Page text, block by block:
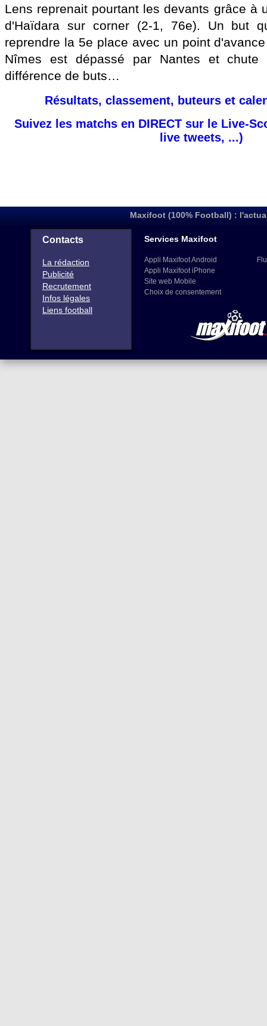
Lens reprenait pourtant les devants grâce à
d'Haïdara sur corner (2-1, 76e). Un but
reprendre la 5e place avec un point
Nîmes est dépassé par Nantes et
différence de buts…
Résultats, classement, buteurs et
Suivez les matchs en DIRECT sur le Live-
live tweets, ...)
Maxifoot (100% Football) :
Contacts
La rédaction
Publicité
Recrutement
Infos légales
Liens football
Services Maxifoot
Appli Maxifoot Android
Appli Maxifoot iPhone
Site web Mobile
Choix de consentement